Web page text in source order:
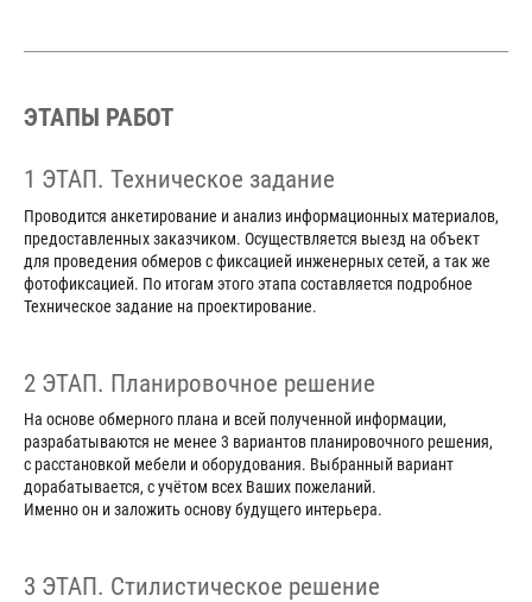
ЭТАПЫ РАБОТ
1 ЭТАП. Техническое задание
Проводится анкетирование и анализ информационных материалов,
предоставленных заказчиком. Осуществляется выезд на объект
для проведения обмеров с фиксацией инженерных сетей, а так же
фотофиксацией. По итогам этого этапа составляется подробное
Техническое задание на проектирование.
2 ЭТАП. Планировочное решение
На основе обмерного плана и всей полученной информации,
разрабатываются не менее 3 вариантов планировочного решения,
с расстановкой мебели и оборудования. Выбранный вариант
дорабатывается, с учётом всех Ваших пожеланий.
Именно он и заложить основу будущего интерьера.
3 ЭТАП. Стилистическое решение